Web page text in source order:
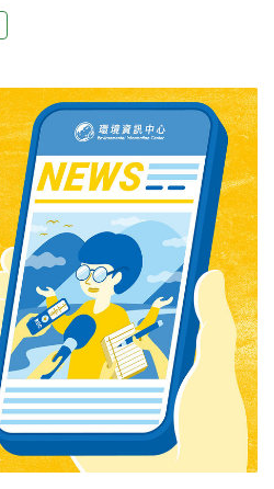
，唐家璇向李世基一行人表
外交部當局轉達中共的積極警
時，唐家璇進一步強調，「核
更暗藏著台灣欲策畫兩個中國
是中國的問題」。